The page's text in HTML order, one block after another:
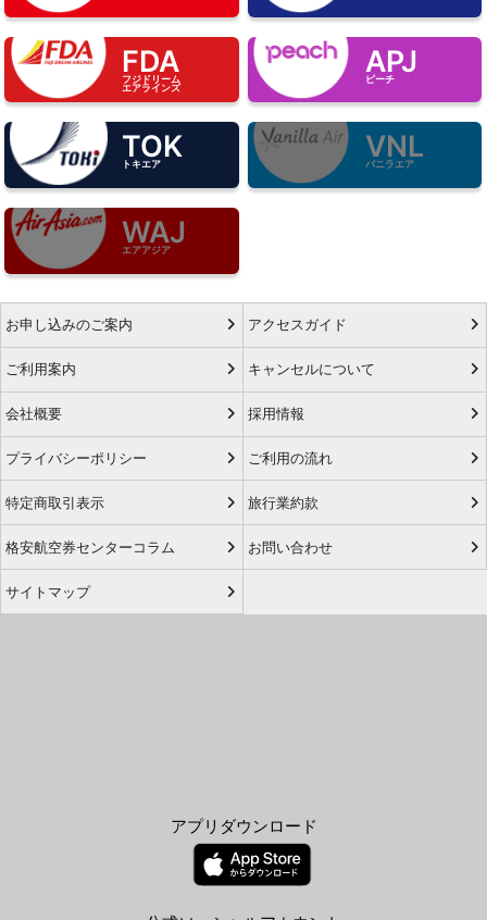
FDA
フジドリーム
エアラインズ
APJ
ピーチ
TOK
トキエア
VNL
バニラエア
WAJ
エアアジア
お申し込みのご案内 アクセスガイド
ご利用案内 キャンセルについて
会社概要 採用情報
プライバシーポリシー ご利用の流れ
特定商取引表示 旅行業約款
格安航空券センターコラム お問い合わせ
サイトマップ
アプリダウンロード